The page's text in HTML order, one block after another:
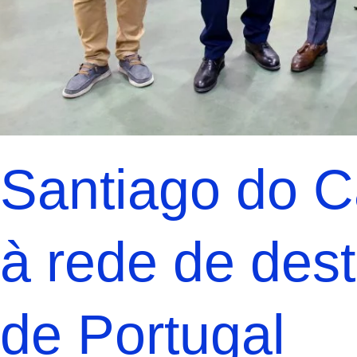
Santiago do
à rede de
de Portugal